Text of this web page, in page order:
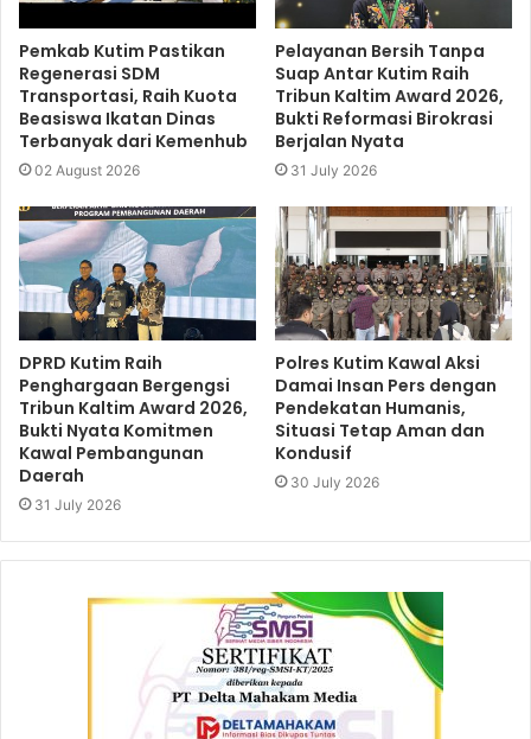
Pemkab Kutim Pastikan
Regenerasi SDM
Transportasi, Raih Kuota
Beasiswa Ikatan Dinas
Terbanyak dari Kemenhub
02 August 2026
Pelayanan Bersih Tanpa
Suap Antar Kutim Raih
Tribun Kaltim Award 2026,
Bukti Reformasi Birokrasi
Berjalan Nyata
31 July 2026
DPRD Kutim Raih
Penghargaan Bergengsi
Tribun Kaltim Award 2026,
Bukti Nyata Komitmen
Kawal Pembangunan
Daerah
31 July 2026
Polres Kutim Kawal Aksi
Damai Insan Pers dengan
Pendekatan Humanis,
Situasi Tetap Aman dan
Kondusif
30 July 2026